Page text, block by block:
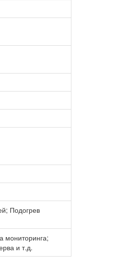
Подогрев
мониторинга;
и т.д.